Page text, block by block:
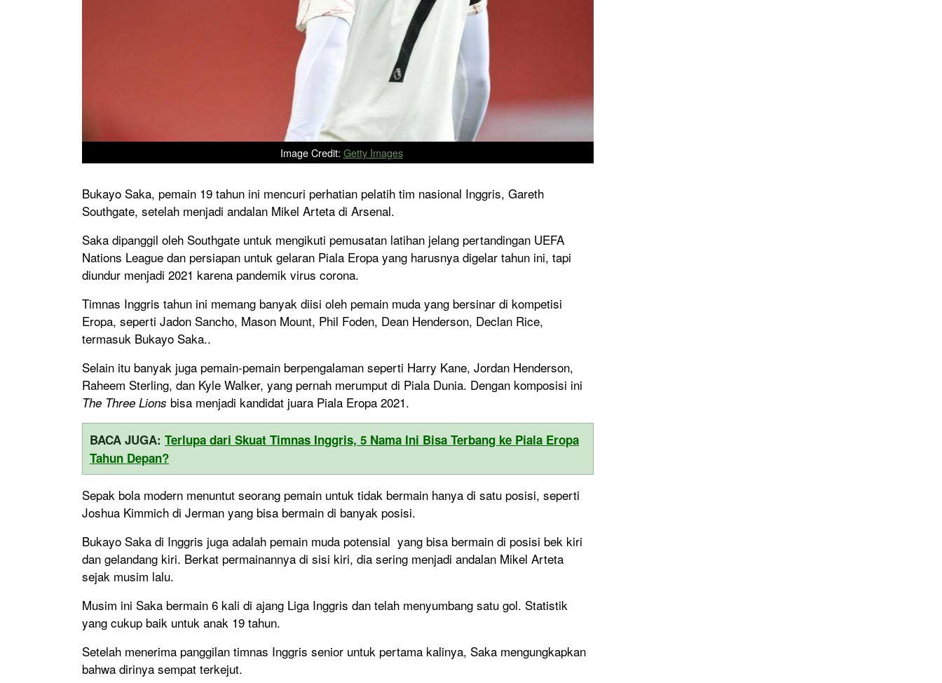
Image Credit: Getty Images
Bukayo Saka, pemain 19 tahun ini mencuri perhatian pelatih tim nasional Inggris, Gareth
Southgate, setelah menjadi andalan Mikel Arteta di Arsenal.
Saka dipanggil oleh Southgate untuk mengikuti pemusatan latihan jelang pertandingan UEFA
Nations League dan persiapan untuk gelaran Piala Eropa yang harusnya digelar tahun ini, tapi
diundur menjadi 2021 karena pandemik virus corona.
Timnas Inggris tahun ini memang banyak diisi oleh pemain muda yang bersinar di kompetisi
Eropa, seperti Jadon Sancho, Mason Mount, Phil Foden, Dean Henderson, Declan Rice,
termasuk Bukayo Saka..
Selain itu banyak juga pemain-pemain berpengalaman seperti Harry Kane, Jordan Henderson,
Raheem Sterling, dan Kyle Walker, yang pernah merumput di Piala Dunia. Dengan komposisi ini
The Three Lions bisa menjadi kandidat juara Piala Eropa 2021.
BACA JUGA: Terlupa dari Skuat Timnas Inggris, 5 Nama Ini Bisa Terbang ke Piala Eropa
Tahun Depan?
Sepak bola modern menuntut seorang pemain untuk tidak bermain hanya di satu posisi, seperti
Joshua Kimmich di Jerman yang bisa bermain di banyak posisi.
Bukayo Saka di Inggris juga adalah pemain muda potensial yang bisa bermain di posisi bek kiri
dan gelandang kiri. Berkat permainannya di sisi kiri, dia sering menjadi andalan Mikel Arteta
sejak musim lalu.
Musim ini Saka bermain 6 kali di ajang Liga Inggris dan telah menyumbang satu gol. Statistik
yang cukup baik untuk anak 19 tahun.
Setelah menerima panggilan timnas Inggris senior untuk pertama kalinya, Saka mengungkapkan
bahwa dirinya sempat terkejut.